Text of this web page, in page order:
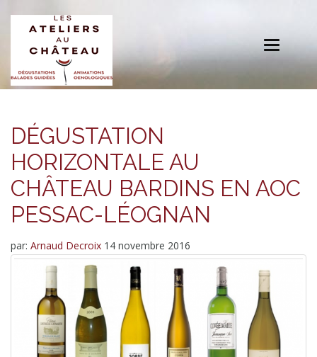
Toggle
DÉGUSTATION
HORIZONTALE AU
CHÂTEAU BARDINS EN AOC
PESSAC-LÉOGNAN
par: Arnaud Decroix 14 novembre 2016